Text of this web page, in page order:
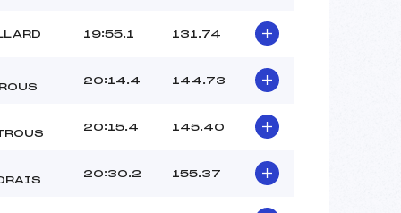
19:55.1 131.74
20:14.4 144.73
20:15.4 145.40
20:30.2 155.37